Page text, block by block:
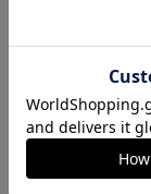
カマ
い方